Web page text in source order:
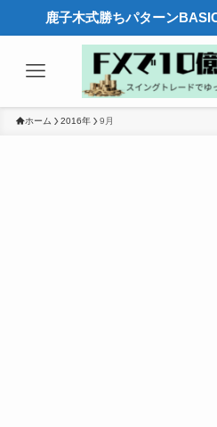
鹿子木式勝ちパターン
ホーム 2016年 9月